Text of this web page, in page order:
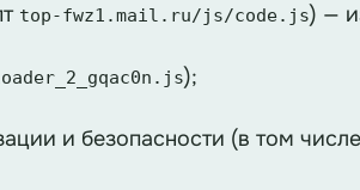
top-fwz1.mail.ru/js/code.js) —
);
и безопасности (в том